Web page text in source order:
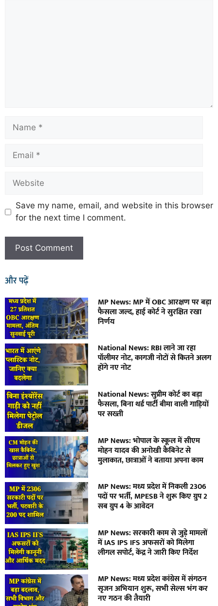
Save my name, email, and website in this browser
for the next time I comment.
और पढ़ें
MP News: MP में OBC आरक्षण पर बड़ा
फैसला जल्द, हाई कोर्ट ने सुरक्षित रखा
निर्णय
National News: RBI लाने जा रहा
पॉलीमर नोट, कागजी नोटों से कितने अलग
होंगे नए नोट
National News: सुप्रीम कोर्ट का बड़ा
फैसला, बिना थर्ड पार्टी बीमा वाली गाड़ियों
पर सख्ती
MP News: भोपाल के स्कूल में सीएम
मोहन यादव की अनोखी कैबिनेट से
मुलाकात, छात्राओं ने बताया अपना काम
MP News: मध्य प्रदेश में निकली 2306
पदों पर भर्ती, MPESB ने शुरू किए ग्रुप 2
सब ग्रुप 4 के आवेदन
MP News: सरकारी काम से जुड़े मामलों
में IAS IPS IFS अफसरों को मिलेगा
लीगल सपोर्ट, केंद्र ने जारी किए निर्देश
MP News: मध्य प्रदेश कांग्रेस में संगठन
सृजन अभियान शुरू, सभी सेल्स भंग कर
नए गठन की तैयारी